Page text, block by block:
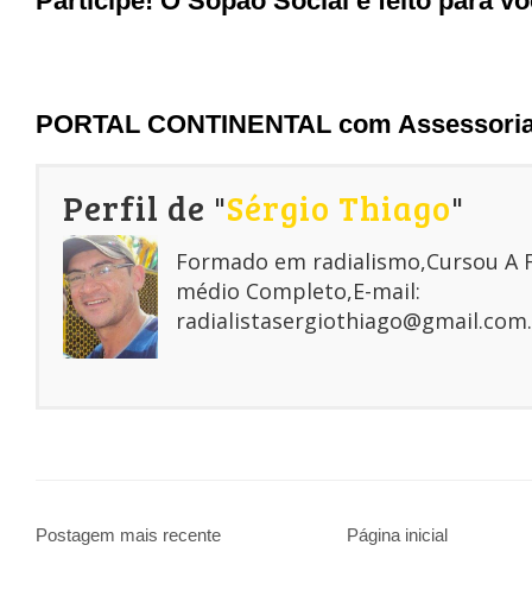
PORTAL CONTINENTAL com
Perfil de "Sérgio Thiago"
Formado em radialismo,Cursou A
médio Completo,E-mail:
radialistasergiothiago@gmail.com.
Postagem mais recente Página inicial